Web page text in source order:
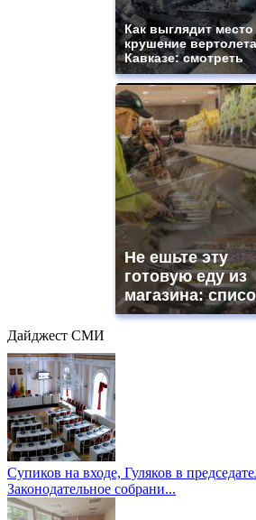
Как выглядит место
крушение
Кавказе: смотреть
Не ешьте эту
готовую еду из
магазина:
Дайджест СМИ
Супиков на входе, Гуляков в
Законодательное собрани...